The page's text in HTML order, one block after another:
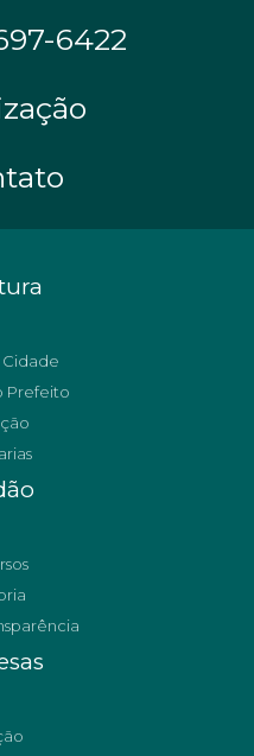
6422
Cidade
Prefeito